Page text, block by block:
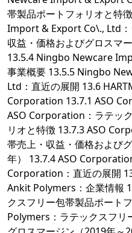
帯製品ポートフォリオと特
Import & Export Co\., Ltd：
収益・価格およびグロスマ
13.5.4 Ningbo Newcare
事業概要 13.5.5 Ningbo
Ltd：直近の展開 13.6
Corporation 13.7.1 ASO
ASO Corporation：ラテッ
リオと特徴 13.7.3 ASO
帯売上・収益・価格および
年） 13.7.4 ASO
Corporation：直近の展開
Ankit Polymers：企業情報
クスフリー包帯製品ポート
Polymers：ラテックスフリ